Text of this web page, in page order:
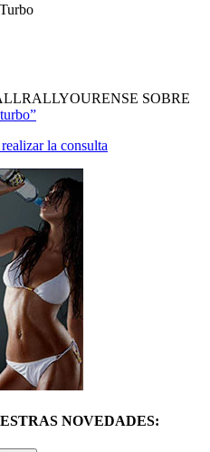
SOBRE
la consulta
NOVEDADES: